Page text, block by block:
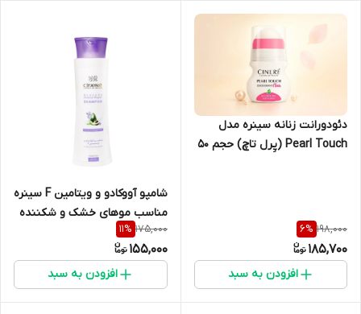
دئودورانت زنانه سینره مدل
Pearl Touch (پِرل تاچ) حجم ۵۰
198,000
6%
185,700
افزودن به سبد
شامپو آووکادو و ویتامین F سینره
مناسب موهای خشک و شکننده
۲۵۰ میلی لیتر
175,000
11%
155,000
افزودن به سبد